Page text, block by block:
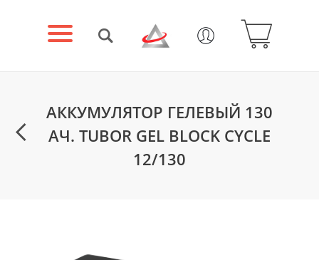
АККУМУЛЯТОР ГЕЛЕВЫЙ 130
АЧ. TUBOR GEL BLOCK CYCLE
12/130